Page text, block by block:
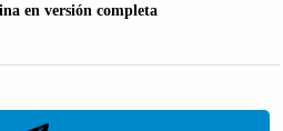
en versión completa